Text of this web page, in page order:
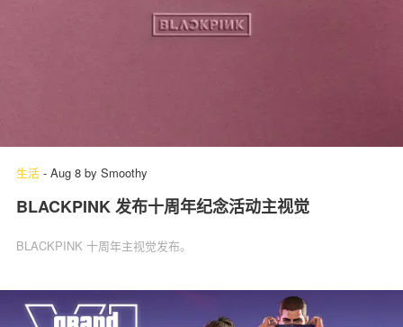
生活 - Aug 8 by Smoothy
BLACKPINK 发布十周年纪念活动主视觉
BLACKPINK 十周年主视觉发布。